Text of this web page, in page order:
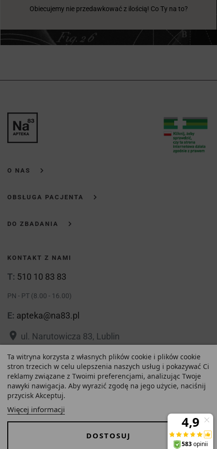
39,58 zł
- +
Obiecujemy nie przedawkować z ilością! Co Ty na to?
O NAS
OBSŁUGA PACJENTA
DO ZBADANIA
KONTAKT Z NAMI
T: 510 10 83 83
PN - PT (8.00 - 16.00)
E: apteka@na83.pl
place ul. Narutowicza 83, Lublin
placeul. 1 Maja 36, Lublin
Ta witryna korzysta z własnych plików cookie i plików cookie
stron trzecich w celu ulepszenia naszych usług i pokazywać Ci
reklamy związane z Twoimi preferencjami, analizując Twoje
nawyki nawigacja. Aby wyrazić zgodę na jego użycie, naciśnij
przycisk Akceptuj.
Więcej informacji
DOSTOSUJ
O nas Zezwolenie
FAQ